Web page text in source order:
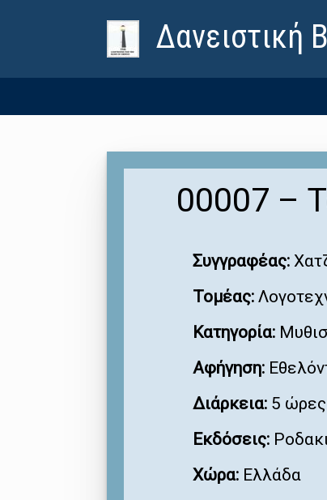
Δανειστική
00007 –
Συγγραφέας:
Τομέας:
Κατηγορία:
Αφήγηση:
Διάρκεια: 5
Εκδόσεις:
Χώρα: Ελλάδα